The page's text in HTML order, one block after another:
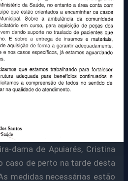
dama de Apuiarés, Cristina
caso de perto na tarde desta
medidas necessárias estão